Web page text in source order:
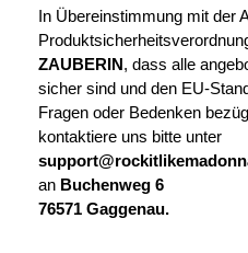
In Übereinstimmung mit der
ZAUBERIN, dass alle
sicher sind und den EU-
Fragen oder Bedenken
kontaktiere uns bitte unter
an Buchenweg 6
76571 Gaggenau.